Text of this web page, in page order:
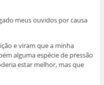
meus ouvidos por causa
e viram que a minha
alguma espécie de pressão
estar melhor, mas que